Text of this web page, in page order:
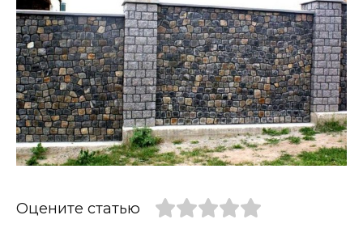
Оцените статью